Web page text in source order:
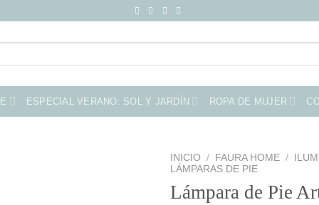
ESPECIAL VERANO: SOL Y JARDÍN ROPA DE MUJER
INICIO / FAURA HOME /
LÁMPARAS DE PIE
Lámpara de Pie